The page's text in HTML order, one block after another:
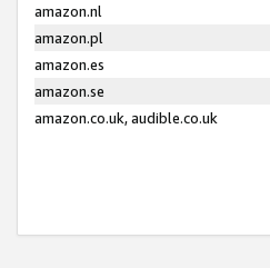
amazon.nl
amazon.pl
amazon.es
amazon.se
amazon.co.uk, audible.co.uk